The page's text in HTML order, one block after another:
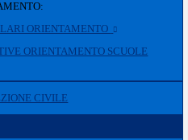
ORIENTAMENTO
ORIENTAMENTO SCUOLE
CIVILE